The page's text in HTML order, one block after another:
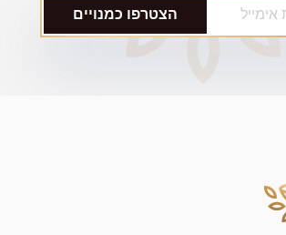
הצטרפו כמנויים